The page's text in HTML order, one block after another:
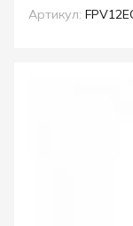
Артикул: